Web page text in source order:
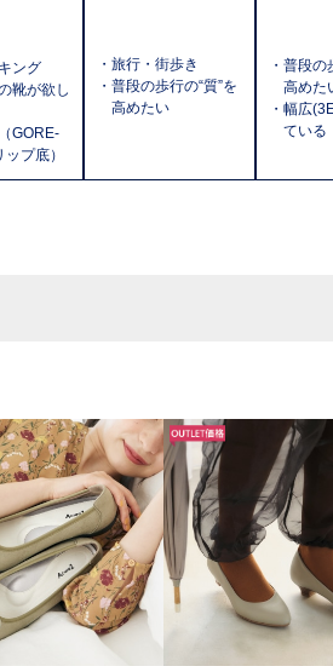
ング
靴が欲し
GORE-
プ底）
・旅行・街歩き
・普段の歩行の“質”を
高めたい
・普段の
高めた
・幅広
ている